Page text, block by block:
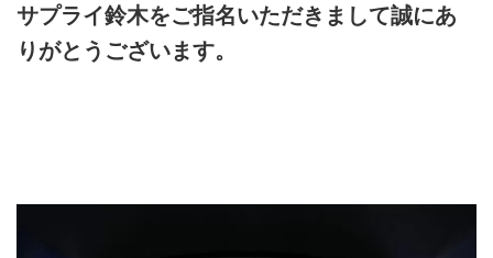
サプライ鈴木をご指名いただきまして誠にあ
りがとうございます。